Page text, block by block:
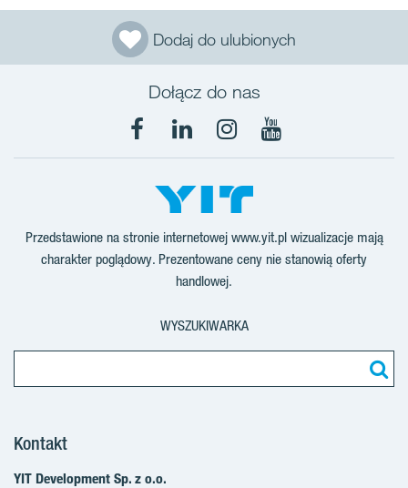
Dodaj do ulubionych
Dołącz do nas
Facebook
LinkedInInstagram
YouTube
Przedstawione na stronie internetowej www.yit.pl wizualizacje mają
charakter poglądowy. Prezentowane ceny nie stanowią oferty
handlowej.
WYSZUKIWARKA
Kontakt
YIT Development Sp. z o.o.